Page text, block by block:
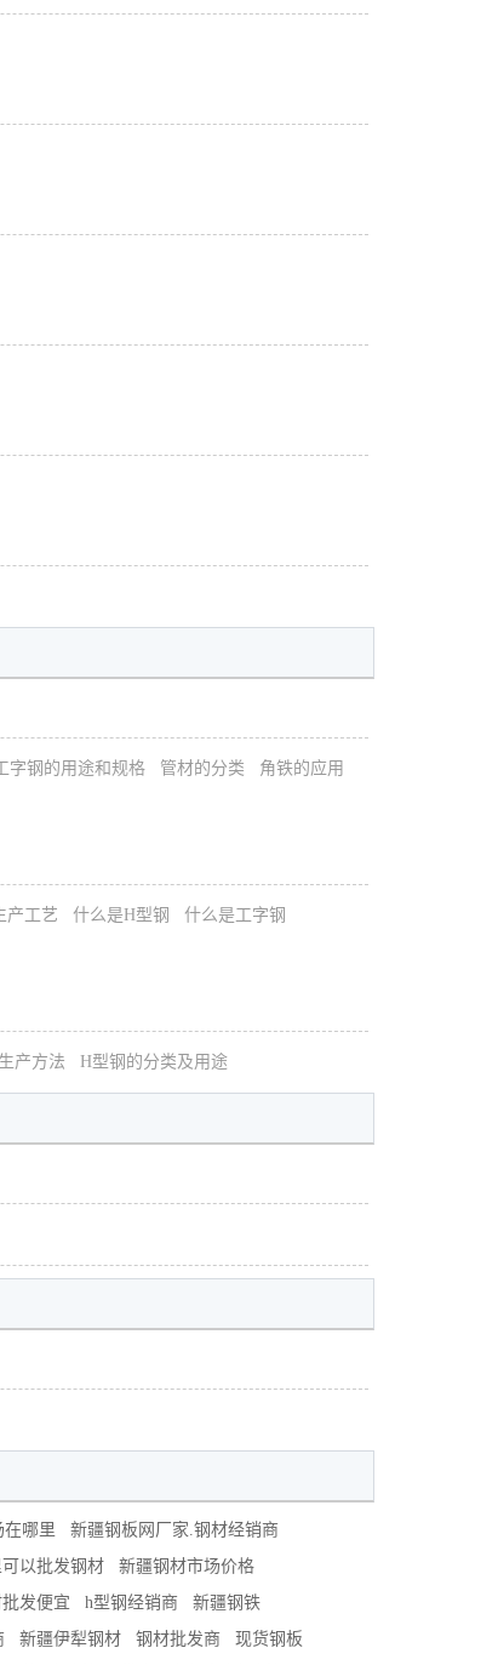
字钢的用途和规格 管材的分类
角铁的应用
产工艺 什么是H型钢
什么是工字钢
产方法 H型钢的分类及用途
在哪里
新疆钢板网厂家.钢材经销商
可以批发钢材
新疆钢材市场价格
发便宜 h型钢经销商
新疆钢铁
新疆伊犁钢材 钢材批发商
现货钢板